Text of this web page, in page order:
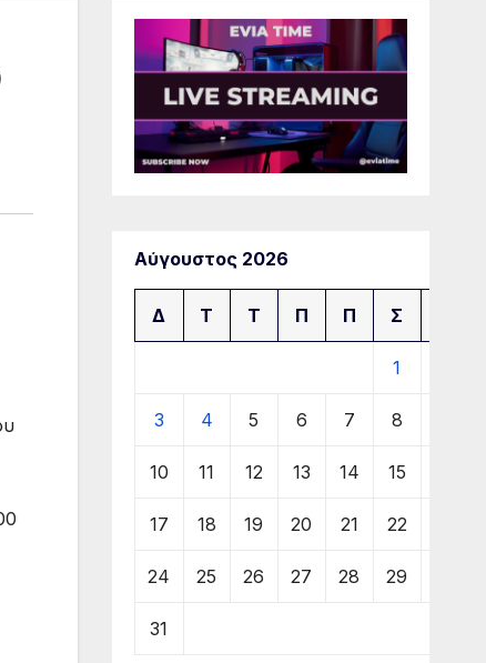
Αύγουστος 2026
Δ Τ Τ Π Π Σ
1
3 4 5 6 7 8
10 11 12 13 14 15
17 18 19 20 21 22
24 25 26 27 28 29
31